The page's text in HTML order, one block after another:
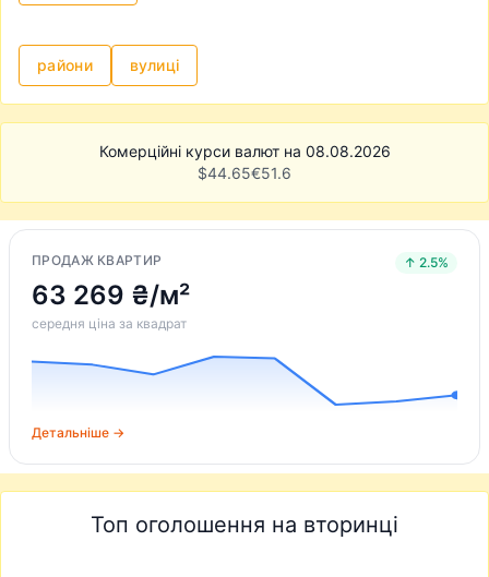
райони вулиці
Комерційні курси валют на 08.08.2026
$44.65€51.6
ПРОДАЖ КВАРТИР ↑ 2.5%
63 269 ₴/м²
середня ціна за квадрат
Детальніше →
Топ оголошення на вторинці